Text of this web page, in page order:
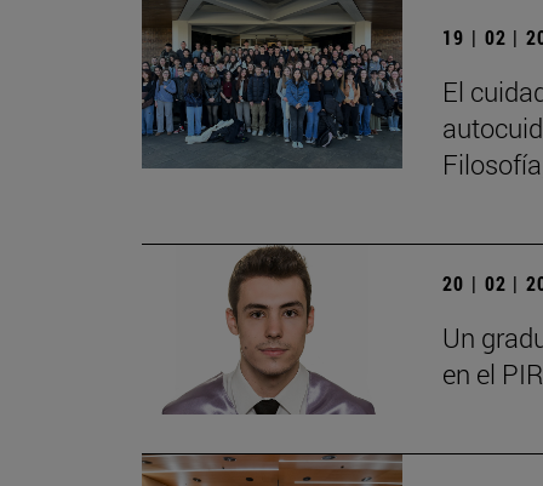
19 | 02 |
El
20 | 02 |
Un
en el PIR